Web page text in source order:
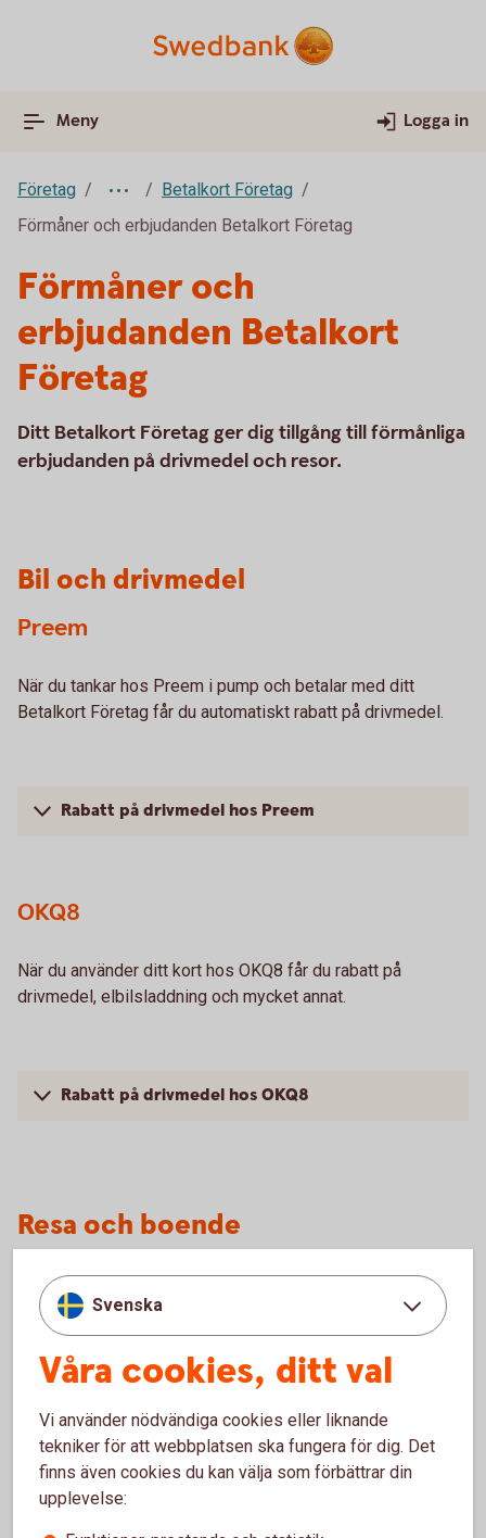
Meny Logga in
Företag
Betalkort Företag
Förmåner och erbjudanden Betalkort Företag
Förmåner och
erbjudanden Betalkort
Företag
Ditt Betalkort Företag ger dig tillgång till förmånliga
erbjudanden på drivmedel och resor.
Bil och drivmedel
Preem
När du tankar hos Preem i pump och betalar med ditt
Betalkort Företag får du automatiskt rabatt på drivmedel.
Rabatt på drivmedel hos Preem
OKQ8
När du använder ditt kort hos OKQ8 får du rabatt på
drivmedel, elbilsladdning och mycket annat.
Rabatt på drivmedel hos OKQ8
Resa och boende
Tallink Silja Line
Du får rabatt på kryssningar och resor med Tallink Silja Line
med ditt Betalkort Företag.
Rabatt Tallink Silja Line
Svenska
Våra cookies, ditt val
Vi använder nödvändiga cookies eller liknande
tekniker för att webbplatsen ska fungera för dig. Det
finns även cookies du kan välja som förbättrar din
upplevelse: